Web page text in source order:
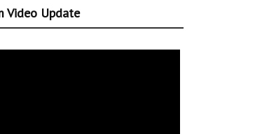
Video Update